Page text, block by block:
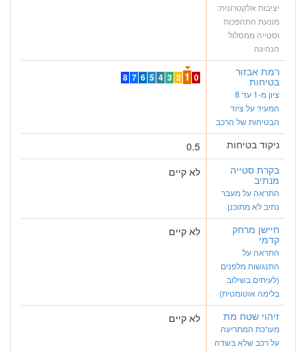
יציבות אלקטרונית:
מונעת התהפכות
וסטייה ממסלול
הנהיגה
רמת אבזור
בטיחות
ציון מ-1 עד 8
המעיד על ציוד
הבטיחות של הרכב
0
1
2
3
4
5
6
7
8
ניקוד בטיחות
0.5
בקרת סטייה
מנתיב
התראה על מעבר
נתיב לא מתוכנן
לא קיים
חיישן מרחק
קדמי
התראה על
התנגשות מלפנים
(לעיתים בשילוב
בלימה אוטומטית)
לא קיים
זיהוי שטח מת
מערכת המתריעה
על רכב שלא בשדה
לא קיים